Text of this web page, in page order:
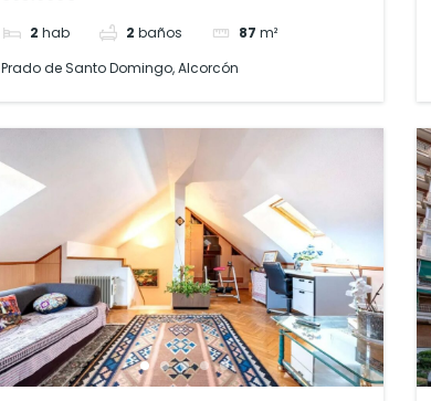
2 hab 2 baños 87 m²
Prado de Santo Domingo, Alcorcón